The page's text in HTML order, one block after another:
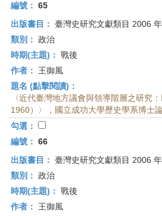
編號： 65
出版書目： 臺灣史研究文獻類目 2006
類別： 政治
時期(主題)： 戰後
作者：
王御風
題名 (點擊閱讀)：
〈近代臺灣地方議會與領導階層之研究
1960）〉，國立成功大學歷史學系博士
勾選：
編號： 66
出版書目： 臺灣史研究文獻類目 2006
類別： 政治
時期(主題)： 戰後
作者：
王御風